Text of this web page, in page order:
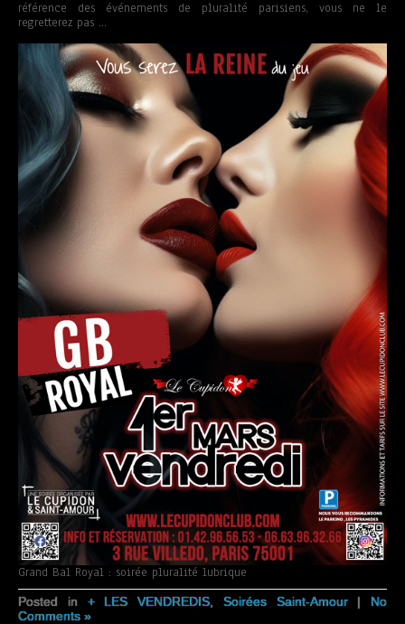
référence des événements de pluralité parisiens, vous ne le
regretterez pas …
Grand Bal Royal : soirée pluralité lubrique
Posted in + LES VENDREDIS Soirées Saint-Amour| No
Comments »